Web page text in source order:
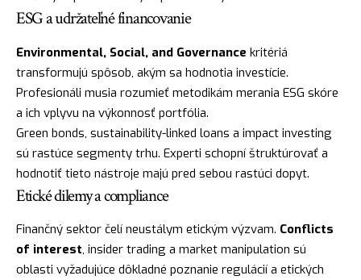
ESG a udržateľné financovanie
Environmental, Social, and Governance kritériá
transformujú spôsob, akým sa hodnotia investície.
Profesionáli musia rozumieť metodikám merania ESG skóre
a ich vplyvu na výkonnosť portfólia.
Green bonds, sustainability-linked loans a impact investing
sú rastúce segmenty trhu. Experti schopní štruktúrovať a
hodnotiť tieto nástroje majú pred sebou rastúci dopyt.
Etické dilemy a compliance
Finančný sektor čelí neustálym etickým výzvam. Conflicts
of interest, insider trading a market manipulation sú
oblasti vyžadujúce dôkladné poznanie regulácií a etických